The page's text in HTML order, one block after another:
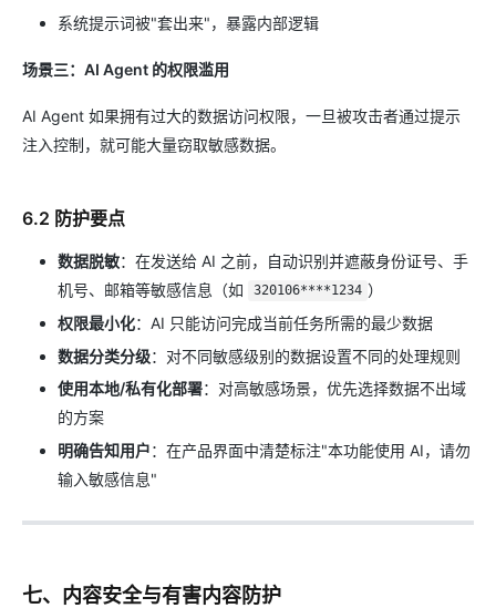
系统提示词被"套出来"，暴露内部逻辑
场景三：AI Agent 的权限滥用
AI Agent 如果拥有过大的数据访问权限，一旦被攻击者通过提示
注入控制，就可能大量窃取敏感数据。
6.2 防护要点
数据脱敏：在发送给 AI 之前，自动识别并遮蔽身份证号、手
机号、邮箱等敏感信息（如
320106****1234 ）
权限最小化：AI 只能访问完成当前任务所需的最少数据
数据分类分级：对不同敏感级别的数据设置不同的处理规则
使用本地/私有化部署：对高敏感场景，优先选择数据不出域
的方案
明确告知用户：在产品界面中清楚标注"本功能使用 AI，请勿
输入敏感信息"
七、内容安全与有害内容防护